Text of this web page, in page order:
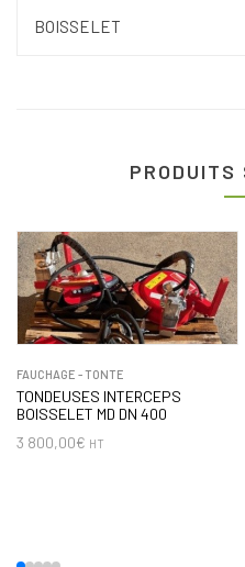
BOISSELET
PRODUITS
FAUCHAGE - TONTE
TONDEUSES INTERCEPS
BOISSELET MD DN 400
3 800,00€ HT